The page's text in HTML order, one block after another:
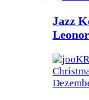
Jazz